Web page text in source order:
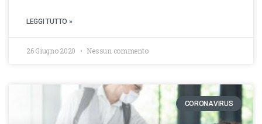
LEGGI TUTTO »
26 Giugno 2020 Nessun commento
CORONAVIRUS